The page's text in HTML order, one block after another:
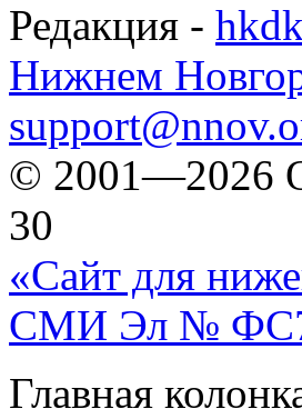
Редакция -
Нижнем
© 2001—2026
30
«Сайт для
СМИ Эл №
Главная